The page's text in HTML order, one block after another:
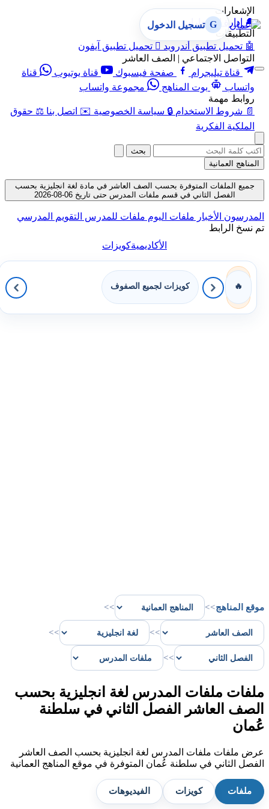
الإشعارات
🔔 إدارة الإشعارات
التطبيقات
🤖 تحميل تطبيق أندرويد  تحميل تطبيق آيفون
التواصل الاجتماعي | الصف العاشر
قناة تيليجرام
صفحة فيسبوك قناة يوتيوب
قناة
واتساب
بوت المناهج
مجموعة واتساب
روابط مهمة
📄 شروط الاستخدام 🔒 سياسة الخصوصية ✉️ اتصل بنا ⚖️ حقوق
الملكية الفكرية
G تسجيل الدخول
بحث
المناهج العمانية
جميع الملفات المتوفرة بحسب الصف العاشر في مادة لغة انجليزية بحسب
الفصل الثاني في قسم ملفات المدرس حتى تاريخ 06-08-2026
المدرسون الأخبار ملفات اليوم ملفات للمدرس التقويم المدرسي
تم نسخ الرابط
الأكاديميةكويزات
🔥 كويزات لجميع الصفوف
موقع المناهج>>
>>
>>
>>
>>
ملفات ملفات المدرس لغة انجليزية بحسب
الصف العاشر الفصل الثاني في سلطنة
عُمان
عرض ملفات ملفات المدرس لغة انجليزية بحسب الصف العاشر
الفصل الثاني في سلطنة عُمان المتوفرة في موقع المناهج العمانية
ملفات كويزات الفيديوهات